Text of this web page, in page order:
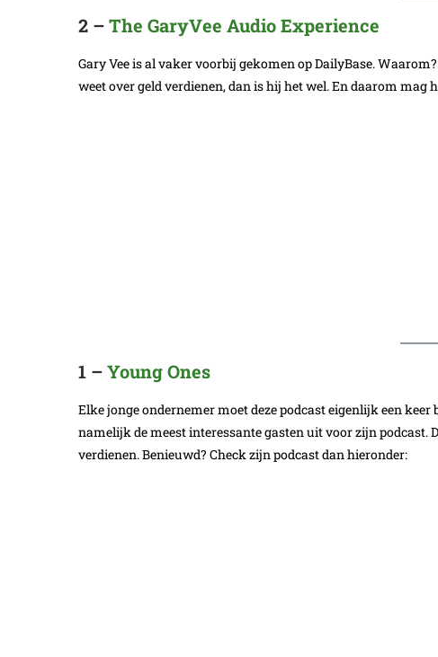
2 –The GaryVee Audio Experience
Gary Vee is al vaker voorbij gekomen op DailyBase.
weet over geld verdienen, dan is hij het wel. En daarom mag
1 –Young Ones
Elke jonge ondernemer moet deze podcast eigenlijk een
namelijk de meest interessante gasten uit voor zijn podcast.
verdienen. Benieuwd? Check zijn podcast dan hieronder: